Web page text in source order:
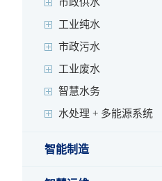
工业纯水
市政污水
工业废水
智慧水务
水处理 + 多能源系统
智能制造